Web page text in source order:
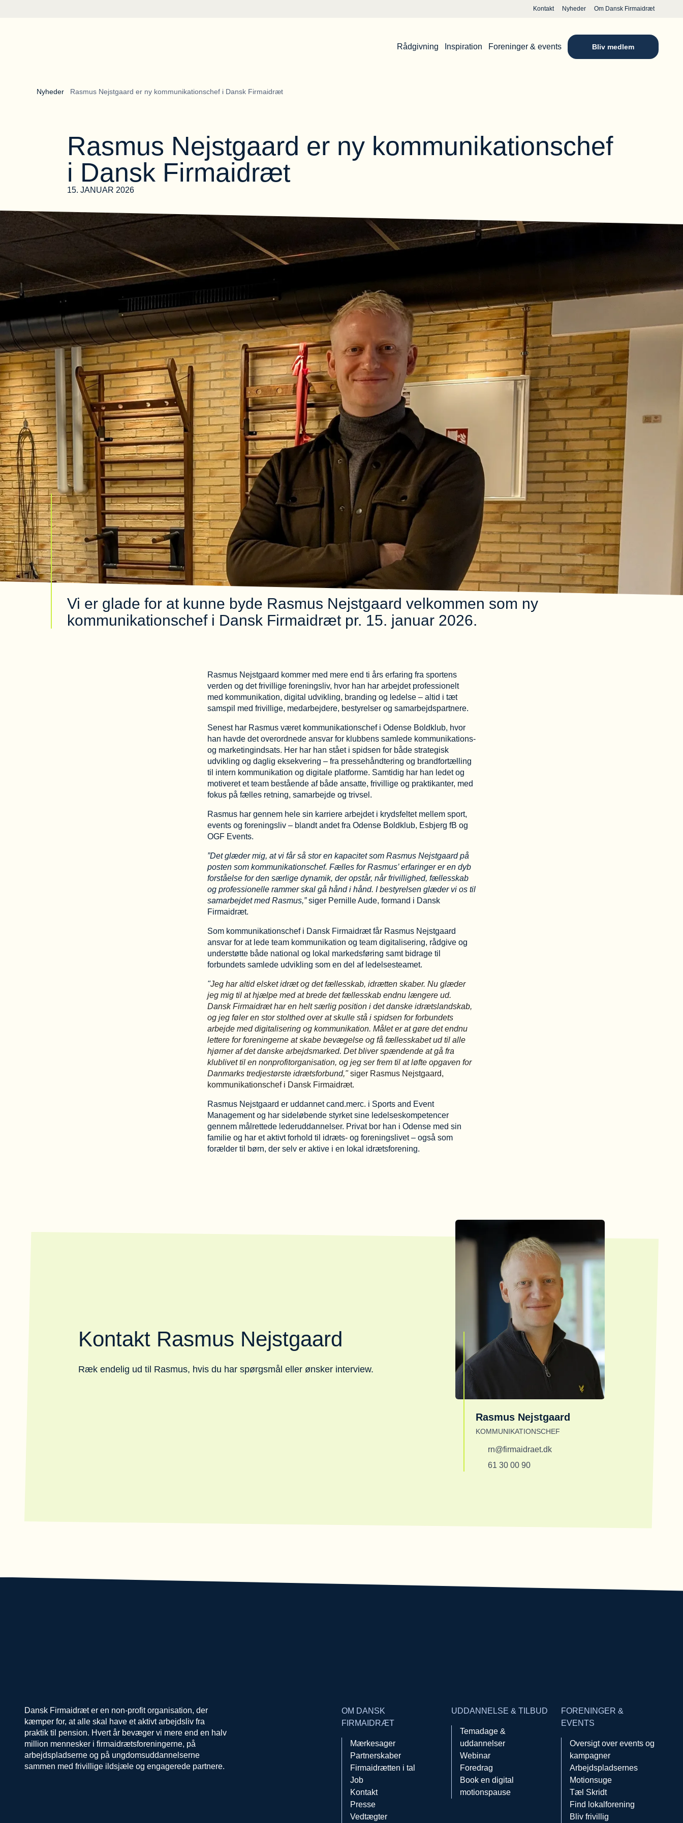
Rådgivning Inspiration Foreninger & events
Kontakt Nyheder Om Dansk Firmaidræt
Bliv medlem
Nyheder Rasmus Nejstgaard er ny kommunikationschef i Dansk Firmaidræt
Rasmus Nejstgaard er ny kommunikationschef
i Dansk Firmaidræt
15. JANUAR 2026
Vi er glade for at kunne byde Rasmus Nejstgaard velkommen som ny
kommunikationschef i Dansk Firmaidræt pr. 15. januar 2026.
Rasmus Nejstgaard kommer med mere end ti års erfaring fra sportens
verden og det frivillige foreningsliv, hvor han har arbejdet professionelt
med kommunikation, digital udvikling, branding og ledelse – altid i tæt
samspil med frivillige, medarbejdere, bestyrelser og samarbejdspartnere.
Senest har Rasmus været kommunikationschef i Odense Boldklub, hvor
han havde det overordnede ansvar for klubbens samlede kommunikations-
og marketingindsats. Her har han stået i spidsen for både strategisk
udvikling og daglig eksekvering – fra pressehåndtering og brandfortælling
til intern kommunikation og digitale platforme. Samtidig har han ledet og
motiveret et team bestående af både ansatte, frivillige og praktikanter, med
fokus på fælles retning, samarbejde og trivsel.
Rasmus har gennem hele sin karriere arbejdet i krydsfeltet mellem sport,
events og foreningsliv – blandt andet fra Odense Boldklub, Esbjerg fB og
OGF Events.
”Det glæder mig, at vi får så stor en kapacitet som Rasmus Nejstgaard på
posten som kommunikationschef. Fælles for Rasmus’ erfaringer er en dyb
forståelse for den særlige dynamik, der opstår, når frivillighed, fællesskab
og professionelle rammer skal gå hånd i hånd. I bestyrelsen glæder vi os til
samarbejdet med Rasmus,”siger Pernille Aude, formand i Dansk
Firmaidræt.
Som kommunikationschef i Dansk Firmaidræt får Rasmus Nejstgaard
ansvar for at lede team kommunikation og team digitalisering, rådgive og
understøtte både national og lokal markedsføring samt bidrage til
forbundets samlede udvikling som en del af ledelsesteamet.
"Jeg har altid elsket idræt og det fællesskab, idrætten skaber. Nu glæder
jeg mig til at hjælpe med at brede det fællesskab endnu længere ud.
Dansk Firmaidræt har en helt særlig position i det danske idrætslandskab,
og jeg føler en stor stolthed over at skulle stå i spidsen for forbundets
arbejde med digitalisering og kommunikation. Målet er at gøre det endnu
lettere for foreningerne at skabe bevægelse og få fællesskabet ud til alle
hjørner af det danske arbejdsmarked. Det bliver spændende at gå fra
klublivet til en nonprofitorganisation, og jeg ser frem til at løfte opgaven for
Danmarks tredjestørste idrætsforbund,"siger Rasmus Nejstgaard,
kommunikationschef i Dansk Firmaidræt.
Rasmus Nejstgaard er uddannet cand.merc. i Sports and Event
Management og har sideløbende styrket sine ledelseskompetencer
gennem målrettede lederuddannelser. Privat bor han i Odense med sin
familie og har et aktivt forhold til idræts- og foreningslivet – også som
forælder til børn, der selv er aktive i en lokal idrætsforening.
Kontakt Rasmus Nejstgaard
Ræk endelig ud til Rasmus, hvis du har spørgsmål eller ønsker interview.
Rasmus Nejstgaard
KOMMUNIKATIONSCHEF
rn@firmaidraet.dk
61 30 00 90
Dansk Firmaidræt er en non-profit organisation, der
kæmper for, at alle skal have et aktivt arbejdsliv fra
praktik til pension. Hvert år bevæger vi mere end en halv
million mennesker i firmaidrætsforeningerne, på
arbejdspladserne og på ungdomsuddannelserne
sammen med frivillige ildsjæle og engagerede partnere.
OM DANSK
FIRMAIDRÆT
Mærkesager
Partnerskaber
Firmaidrætten i tal
Job
Kontakt
Presse
Vedtægter
UDDANNELSE & TILBUD
Temadage &
uddannelser
Webinar
Foredrag
Book en digital
motionspause
FORENINGER &
EVENTS
Oversigt over events og
kampagner
Arbejdspladsernes
Motionsuge
Tæl Skridt
Find lokalforening
Bliv frivillig